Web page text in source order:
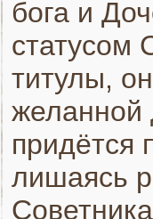
бога и
статусом
титулы,
желанной
придётся
лишаясь